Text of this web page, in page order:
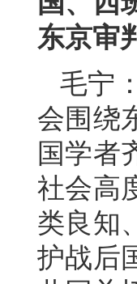
东京审
毛宁
会围绕
国学者
社会高
类良知
护战后